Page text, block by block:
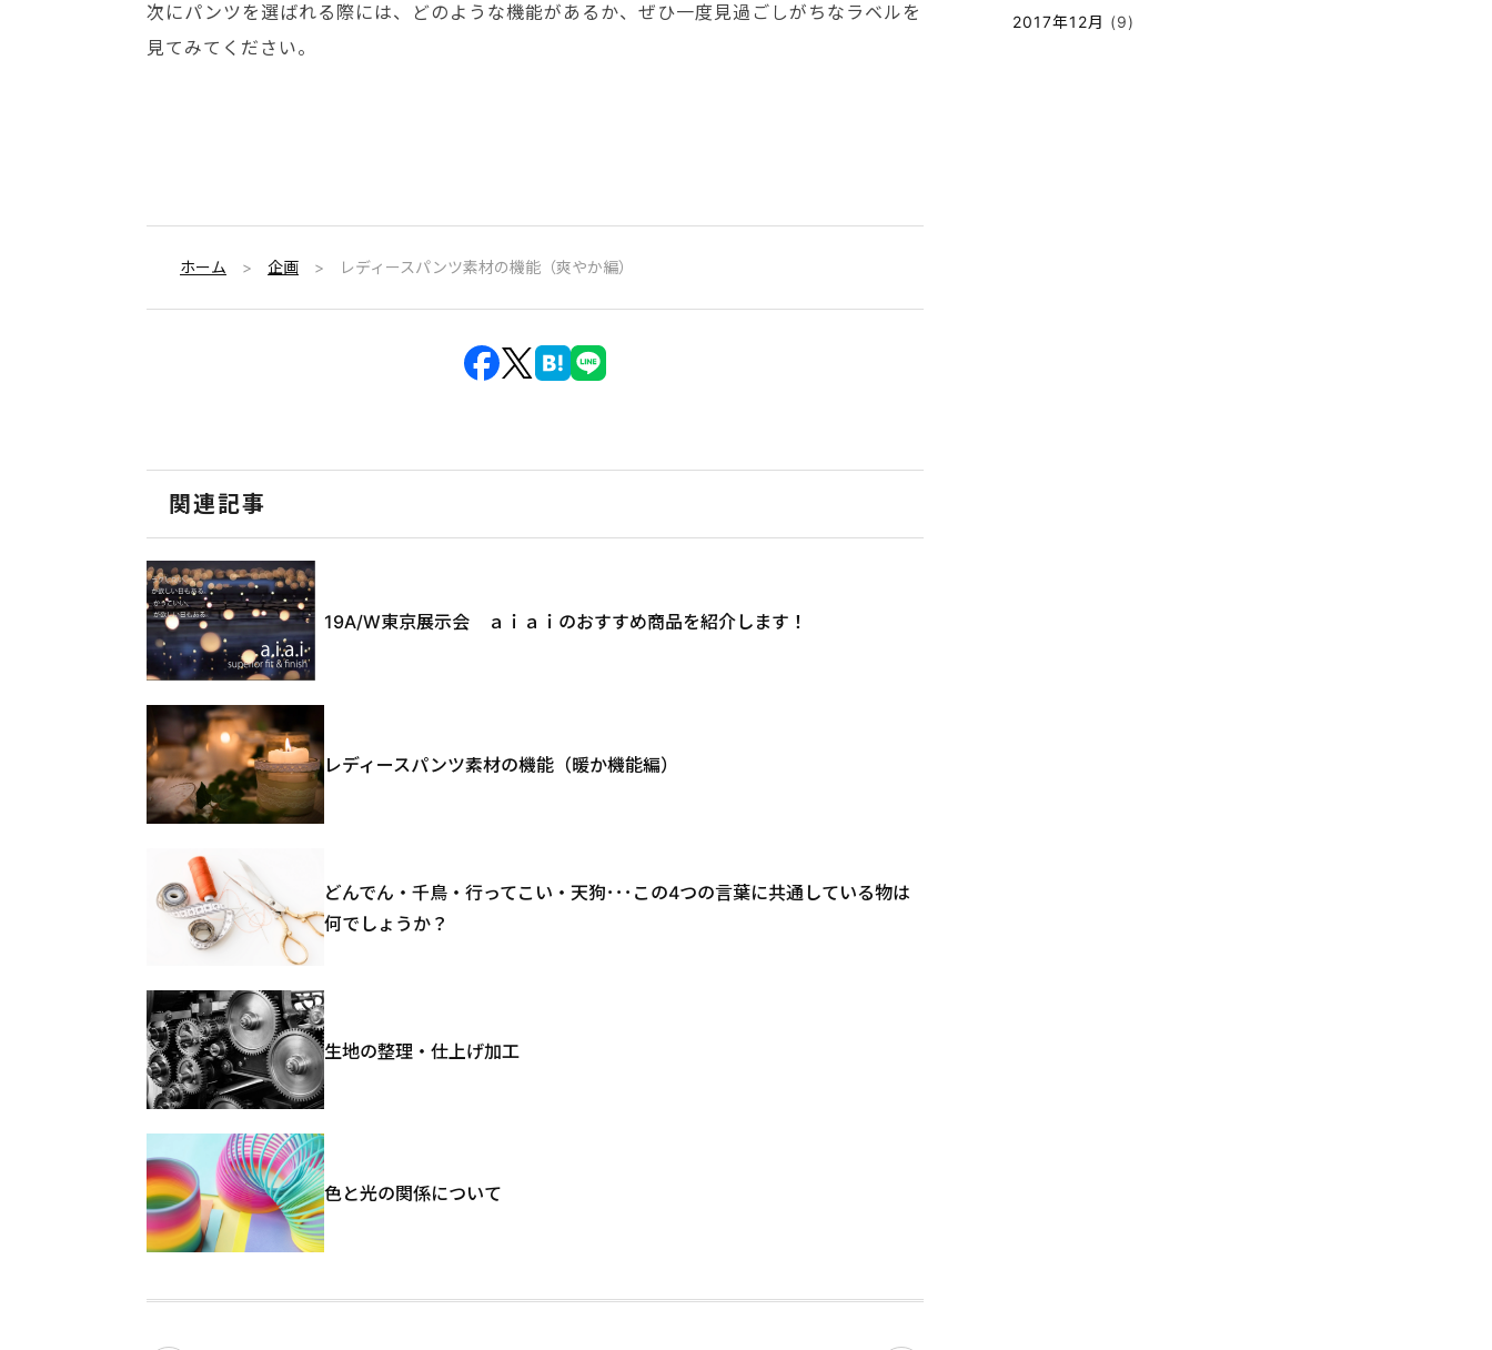
次にパンツを選ばれる際には、どのような機能があるか、ぜひ一度見過ごしがちなラベルを
見てみてください。
ホーム 企画 レディースパンツ素材の機能（爽やか編）
関連記事
19A/W東京展示会 ａｉａｉのおすすめ商品を紹介します！
レディースパンツ素材の機能（暖か機能編）
どんでん・千鳥・行ってこい・天狗･･･この4つの言葉に共通している物は
何でしょうか？
生地の整理・仕上げ加工
色と光の関係について
2017年12月 (9)